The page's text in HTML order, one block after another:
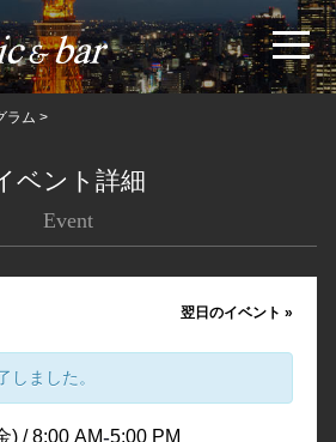
ラム >
ベント詳細
Event
翌日のイベント»
しました。
) / 8:00 AM-5:00 PM